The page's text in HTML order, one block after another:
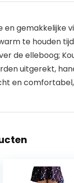
en
te houden
de elleboog;
uitgerekt,
en comfortabel,